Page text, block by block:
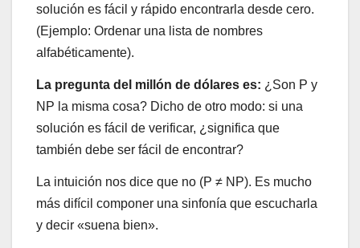
solución es fácil y rápido encontrarla desde cero.
(Ejemplo: Ordenar una lista de nombres
alfabéticamente).
La pregunta del millón de dólares es: ¿Son P y
NP la misma cosa? Dicho de otro modo: si una
solución es fácil de verificar, ¿significa que
también debe ser fácil de encontrar?
La intuición nos dice que no (P ≠ NP). Es mucho
más difícil componer una sinfonía que escucharla
y decir «suena bien».